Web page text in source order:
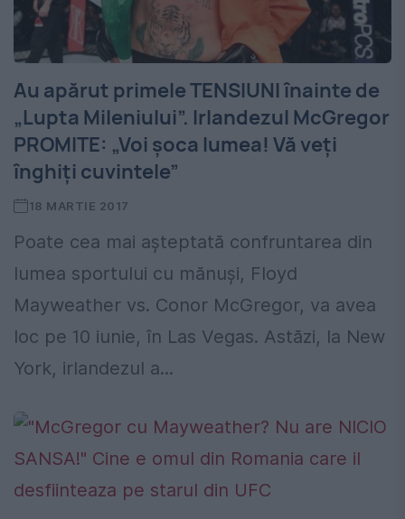
Au apărut primele TENSIUNI înainte de
„Lupta Mileniului”. Irlandezul McGregor
PROMITE: „Voi șoca lumea! Vă veți
înghiți cuvintele”
18 MARTIE 2017
Poate cea mai așteptată confruntarea din
lumea sportului cu mănuși, Floyd
Mayweather vs. Conor McGregor, va avea
loc pe 10 iunie, în Las Vegas. Astăzi, la New
York, irlandezul a...